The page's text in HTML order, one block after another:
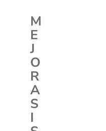
M
E
J
O
R
A
S
I